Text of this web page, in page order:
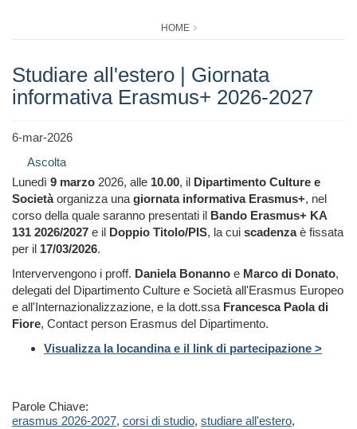
HOME
Studiare all'estero | Giornata
informativa Erasmus+ 2026-2027
6-mar-2026
Ascolta
Lunedì 9 marzo 2026, alle 10.00, il Dipartimento Culture e
Societàorganizza unagiornata informativa Erasmus+, nel
corso della quale saranno presentati il Bando Erasmus+ KA
131 2026/2027 e il Doppio Titolo/PIS, la cui scadenzaè fissata
per il 17/03/2026.
Intervervengono i proff. Daniela Bonanno e Marco di Donato,
delegati del Dipartimento Culture e Società all'Erasmus Europeo
e all'Internazionalizzazione, e la dott.ssaFrancesca Paola di
Fiore, Contact person Erasmus del Dipartimento.
Visualizza la locandina e il link di partecipazione >
Parole Chiave:
erasmus 2026-2027, corsi di studio, studiare all'estero,